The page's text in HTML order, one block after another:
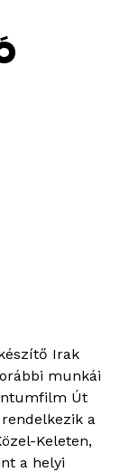
Irak
munkái
Út
a
Keleten,
a helyi